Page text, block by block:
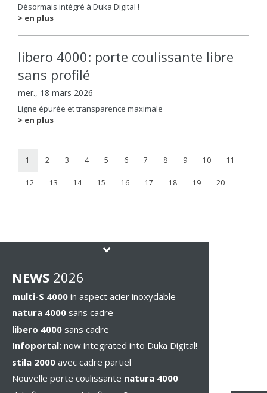
Désormais intégré à Duka Digital !
> en plus
libero 4000: porte coulissante libre
sans profilé
mer., 18 mars 2026
Ligne épurée et transparence maximale
> en plus
1 2 3 4 5 6 7 8 9 10 11
12 13 14 15 16 17 18 19 20
NEWS 2026
multi-S 4000 in aspect acier inoxydable
natura 4000 sans cadre
libero 4000 sans cadre
Infoportal: now integrated into Duka Digital!
stila 2000 avec cadre partiel
Nouvelle porte coulissante natura 4000